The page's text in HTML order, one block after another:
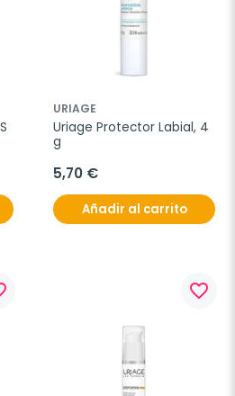
URIAGE
Uriage Protector Labial, 4
g
5,70 €
Añadir al carrito
favorite_border